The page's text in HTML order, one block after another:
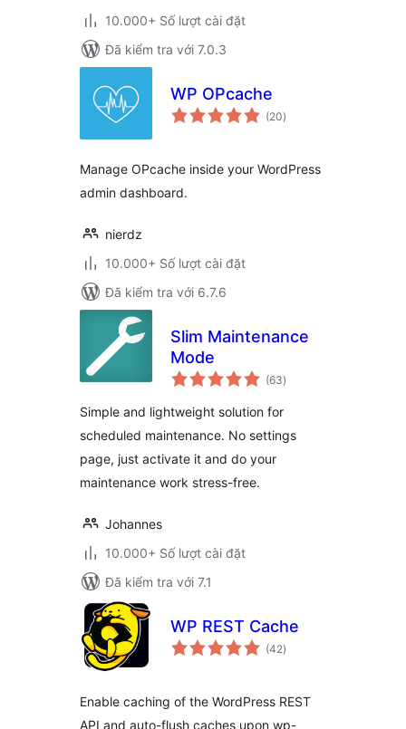
10.000+ Số lượt cài đặt
Đã kiểm tra với 7.0.3
WP OPcache
(20tổng
đánh
)
Manage OPcache inside your WordPress
admin dashboard.
nierdz
10.000+ Số lượt cài đặt
Đã kiểm tra với 6.7.6
Slim Maintenance
Mode
(63tổng
đánh
)
Simple and lightweight solution for
scheduled maintenance. No settings
page, just activate it and do your
maintenance work stress-free.
Johannes
10.000+ Số lượt cài đặt
Đã kiểm tra với 7.1
WP REST Cache
(42tổng
đánh
)
Enable caching of the WordPress REST
API and auto-flush caches upon wp-